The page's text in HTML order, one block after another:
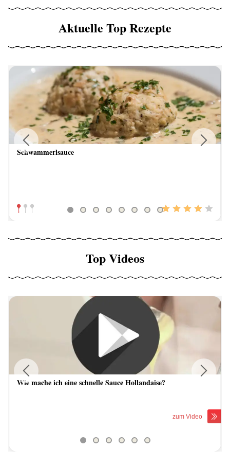
Aktuelle Top Rezepte
Schwammerlsauce
Previous
Top Videos
Wie mache ich eine schnelle Sauce Hollandaise?
zum Video
Previous